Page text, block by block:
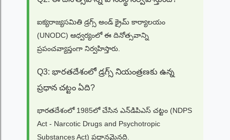
ఐక్యరాజ్యసమితి డ్రగ్స్ అండ్ క్రైమ్ కార్యాలయం
(UNODC) ఆధ్వర్యంలో ఈ దినోత్సవాన్ని
ప్రపంచవ్యాప్తంగా నిర్వహిస్తారు.
Q3: భారతదేశంలో డ్రగ్స్ నియంత్రణకు ఉన్న
ప్రధాన చట్టం ఏది?
భారతదేశంలో 1985లో చేసిన ఎన్‌డిపిఎస్ చట్టం (NDPS
Act - Narcotic Drugs and Psychotropic
Substances Act) ప్రధానమైనది.